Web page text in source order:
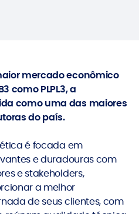
mercado econômico
como PLPL3, a
como uma das maiores
do país.
é focada em
e duradouras com
e stakeholders,
a melhor
de seus clientes, com